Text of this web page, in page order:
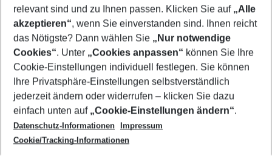
Footer
Footer navigation
Über uns
AGB
Cookie-Einstellungen ändern
Cookie-Richtlinie
Datenschutz
Service & Hilfe
Barrierefreies Reisen
Check-in
Folgen Sie uns
relevant sind und zu Ihnen passen. Klicken Sie auf „Alle
akzeptieren“, wenn Sie einverstanden sind. Ihnen reicht
das Nötigste? Dann wählen Sie „Nur notwendige
Cookies“. Unter „Cookies anpassen“ können Sie Ihre
Cookie-Einstellungen individuell festlegen. Sie können
Ihre Privatsphäre-Einstellungen selbstverständlich
jederzeit ändern oder widerrufen – klicken Sie dazu
einfach unten auf „Cookie-Einstellungen ändern“.
Datenschutz-Informationen
Impressum
Cookie/Tracking-Informationen